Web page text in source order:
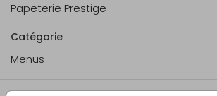
Papeterie Prestige
Catégorie
Menus